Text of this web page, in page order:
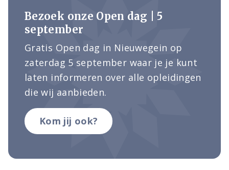
Bezoek onze Open dag | 5
september
Gratis Open dag in Nieuwegein op
zaterdag 5 september waar je je kunt
laten informeren over alle opleidingen
die wij aanbieden.
Kom jij ook?